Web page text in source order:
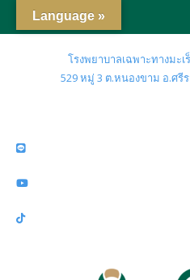
โรงพยาบาลเฉพาะทางมะ
529 หมู่ 3 ต.หนองขาม อ.ศรี
Language »